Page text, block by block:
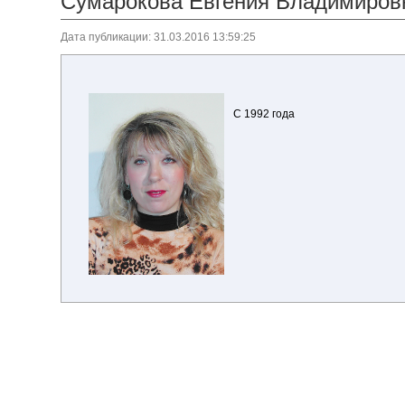
Дата публикации: 31.03.2016 13:59:25
С 1992 года